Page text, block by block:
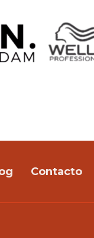
Contacto